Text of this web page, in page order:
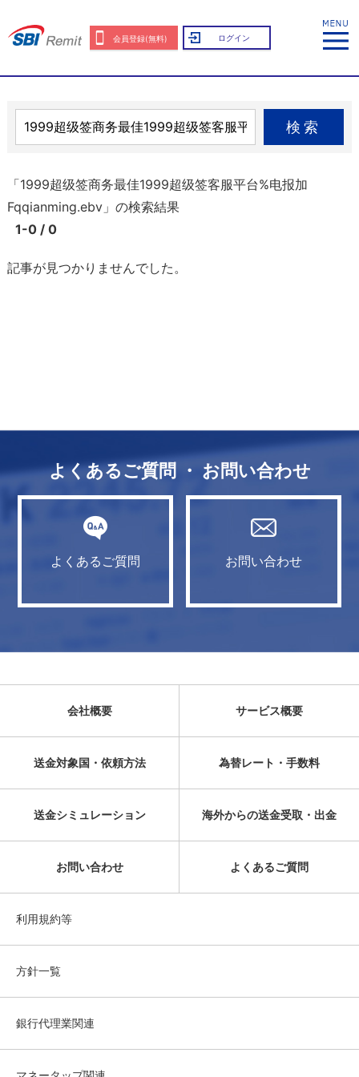
会員登録(無料) ログイン
検索
「1999超级签商务最佳1999超级签客服平台%电报加
Fqqianming.ebv」の検索結果
1-0 / 0
記事が見つかりませんでした。
よくあるご質問 ・ お問い合わせ
よくあるご質問 お問い合わせ
会社概要 サービス概要
送金対象国・依頼方法 為替レート・手数料
送金シミュレーション 海外からの送金受取・出金
お問い合わせ よくあるご質問
利用規約等
方針一覧
銀行代理業関連